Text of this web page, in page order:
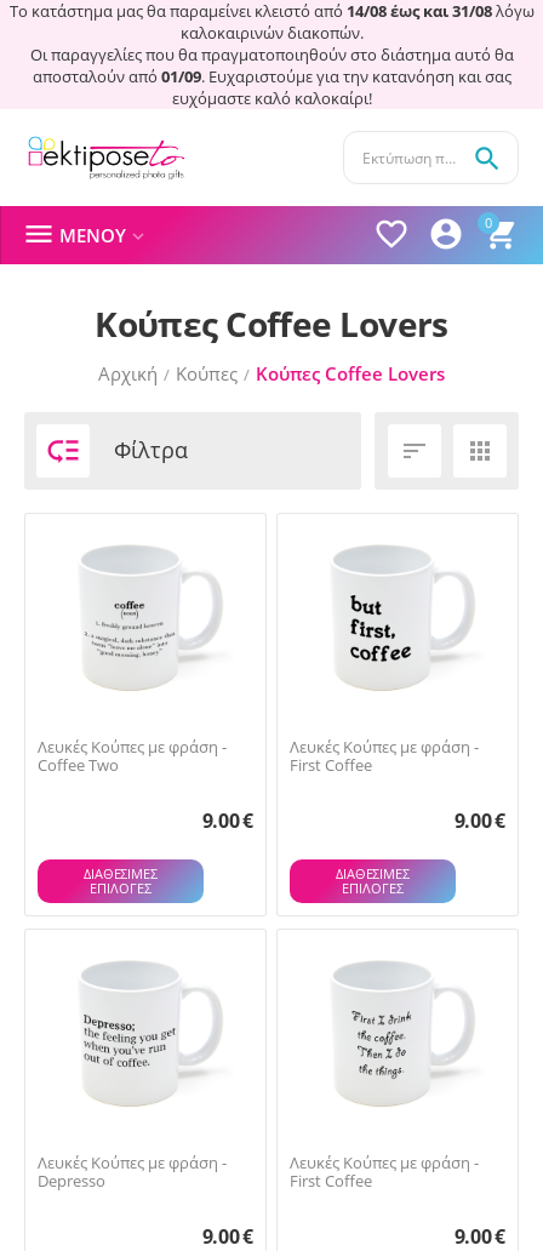
Το κατάστημα μας θα παραμείνει κλειστό από 14/08 έως και 31/08λόγω
καλοκαιρινών διακοπών.
Οι παραγγελίες που θα πραγματοποιηθούν στο διάστημα αυτό θα
αποσταλούν από 01/09. Ευχαριστούμε για την κατανόηση και σας
ευχόμαστε καλό καλοκαίρι!
0




 ΜΕΝΟΎ 
Κούπες Coffee Lovers
Αρχική / Κούπες / Κούπες Coffee Lovers
 Φίλτρα  
Λευκές Κούπες με φράση -
Coffee Two
9.00€
ΔΙΑΘΕΣΙΜΕΣ
ΕΠΙΛΟΓΈΣ
Λευκές Κούπες με φράση -
First Coffee
9.00€
ΔΙΑΘΕΣΙΜΕΣ
ΕΠΙΛΟΓΈΣ
Λευκές Κούπες με φράση -
Depresso
9.00€
Λευκές Κούπες με φράση -
First Coffee
9.00€